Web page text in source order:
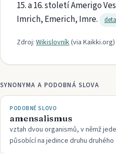
15. a 16. století Amerigo
Imrich, Emerich, Imre.
Zdroj: Wikislovník(via Kaikki.org)
SYNONYMA A PODOBNÁ SLOVA
PODOBNÉ SLOVO
amensalismus
vztah dvou organismů, v němž
působící na jedince druhu druhého